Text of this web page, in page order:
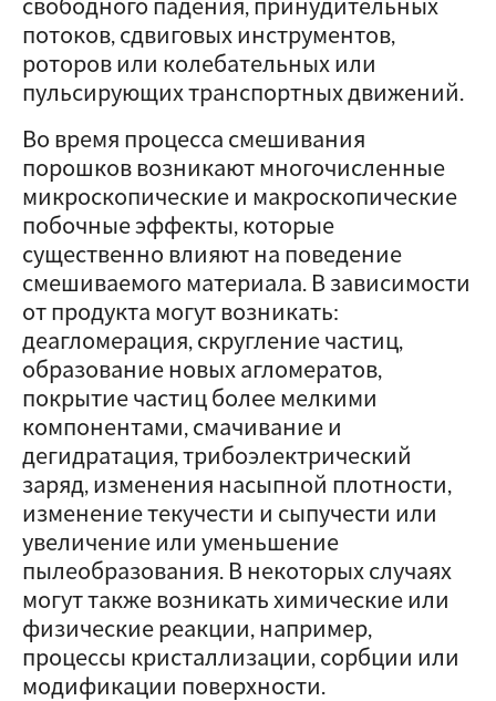
свободного падения, принудительных
потоков, сдвиговых инструментов,
роторов или колебательных или
пульсирующих транспортных движений.
Во время процесса смешивания
порошков возникают многочисленные
микроскопические и макроскопические
побочные эффекты, которые
существенно влияют на поведение
смешиваемого материала. В зависимости
от продукта могут возникать:
деагломерация, скругление частиц,
образование новых агломератов,
покрытие частиц более мелкими
компонентами, смачивание и
дегидратация, трибоэлектрический
заряд, изменения насыпной плотности,
изменение текучести и сыпучести или
увеличение или уменьшение
пылеобразования. В некоторых случаях
могут также возникать химические или
физические реакции, например,
процессы кристаллизации, сорбции или
модификации поверхности.